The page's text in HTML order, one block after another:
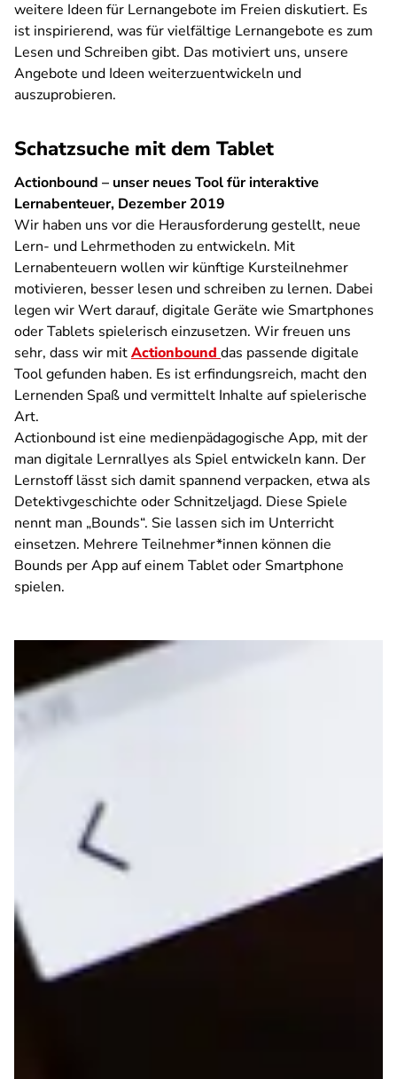
weitere Ideen für Lernangebote im Freien diskutiert. Es
ist inspirierend, was für vielfältige Lernangebote es zum
Lesen und Schreiben gibt. Das motiviert uns, unsere
Angebote und Ideen weiterzuentwickeln und
auszuprobieren.
Schatzsuche mit dem Tablet
Actionbound – unser neues Tool für interaktive
Lernabenteuer, Dezember 2019
Wir haben uns vor die Herausforderung gestellt, neue
Lern- und Lehrmethoden zu entwickeln. Mit
Lernabenteuern wollen wir künftige Kursteilnehmer
motivieren, besser lesen und schreiben zu lernen. Dabei
legen wir Wert darauf, digitale Geräte wie Smartphones
oder Tablets spielerisch einzusetzen. Wir freuen uns
sehr, dass wir mitActionbound das passende digitale
Tool gefunden haben. Es ist erfindungsreich, macht den
Lernenden Spaß und vermittelt Inhalte auf spielerische
Art.
Actionbound ist eine medienpädagogische App, mit der
man digitale Lernrallyes als Spiel entwickeln kann. Der
Lernstoff lässt sich damit spannend verpacken, etwa als
Detektivgeschichte oder Schnitzeljagd. Diese Spiele
nennt man „Bounds“. Sie lassen sich im Unterricht
einsetzen. Mehrere Teilnehmer*innen können die
Bounds per App auf einem Tablet oder Smartphone
spielen.